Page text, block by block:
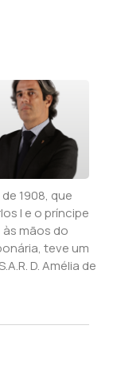
1908, que
I e o príncipe
às mãos do
teve um
D. Amélia de